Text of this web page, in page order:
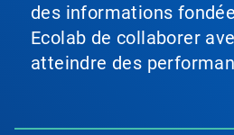
des informations
Ecolab de collaborer
atteindre des